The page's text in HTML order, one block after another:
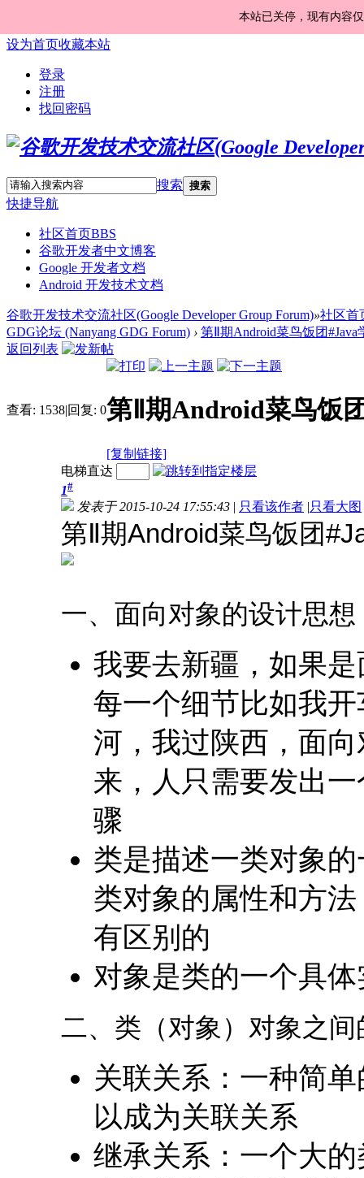
本站已关停，现有内容
设为首页收藏本站
登录
注册
找回密码
搜索 搜索
快捷导航
社区首页BBS
谷歌开发者中文博客
Google 开发者文档
Android 开发技术文档
谷歌开发技术交流社区(Google Developer Group Forum)»社区首
GDG论坛 (Nanyang GDG Forum) › 第Ⅱ期Android菜鸟饭团
返回列表
查看: 1538|回复: 0第Ⅱ期Android菜鸟饭
[复制链接]
电梯直达
1#
发表于 2015-10-24 17:55:43 | 只看该作者 |只看大图
第Ⅱ期Android菜鸟饭团
一、面向对象的设计思想
我要去新疆，如果
每一个细节比如我
河，我过陕西，面
来，人只需要发出
骤
类是描述一类对象
类对象的属性和方
有区别的
对象是类的一个具体
二、类（对象）对象之间
关联关系：一种简
以成为关联关系
继承关系：一个大